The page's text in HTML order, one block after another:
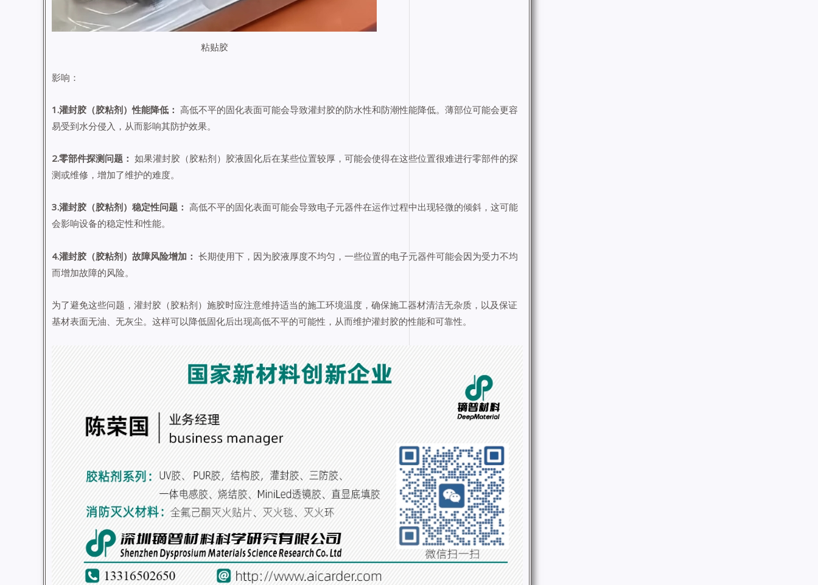
粘贴胶
影响：
1.灌封胶（胶粘剂）性能降低： 高低不平的固化表面可能会导致灌封胶的防水性和防潮性能降低。薄部位可能会更容
易受到水分侵入，从而影响其防护效果。
2.零部件探测问题： 如果灌封胶（胶粘剂）胶液固化后在某些位置较厚，可能会使得在这些位置很难进行零部件的探
测或维修，增加了维护的难度。
3.灌封胶（胶粘剂）稳定性问题： 高低不平的固化表面可能会导致电子元器件在运作过程中出现轻微的倾斜，这可能
会影响设备的稳定性和性能。
4.灌封胶（胶粘剂）故障风险增加： 长期使用下，因为胶液厚度不均匀，一些位置的电子元器件可能会因为受力不均
而增加故障的风险。
为了避免这些问题，灌封胶（胶粘剂）施胶时应注意维持适当的施工环境温度，确保施工器材清洁无杂质，以及保证
基材表面无油、无灰尘。这样可以降低固化后出现高低不平的可能性，从而维护灌封胶的性能和可靠性。